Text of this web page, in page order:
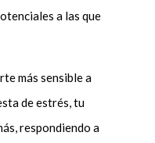
a las que
más sensible a
de estrés, tu
respondiendo a